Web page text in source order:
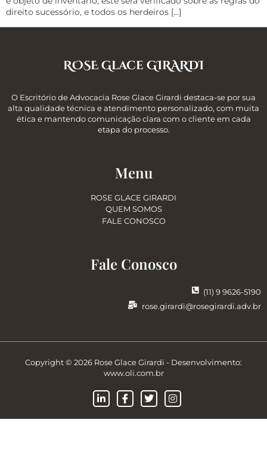
direito sucessório, e todos os herdeiros […]
ROSE Glace GIRARDI
O Escritório de Advocacia Rose Glace Girardi destaca-se por sua
alta qualidade técnica e atendimento personalizado, com muita
ética e mantendo comunicação clara com o cliente em cada
etapa do processo.
Menu
ROSE GLACE GIRARDI
QUEM SOMOS
FALE CONOSCO
Fale Conosco
(11) 9 9626-5190
rose.girardi@rosegirardi.adv.br
Copyright © 2026 Rose Glace Girardi - Desenvolvimento:
www.oli.com.br